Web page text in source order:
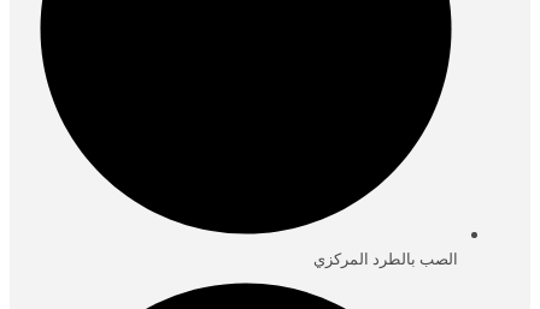
الصب بالطرد المركزي